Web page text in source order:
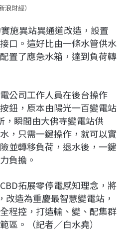
浪財經）
施異站異通道改造，設置
口。這好比由一條水管供水
置了應急水箱，達到負荷轉
公司工作人員在後台操作
鈕，原本由陽光一百變電站
，瞬間由大佛寺變電站供
，只需一鍵操作，就可以實
並轉移負荷，退水後，一鍵
負擔。
拓展零停電感知理念，將
改造為重慶最智慧變電站，
程控，打造輸、變、配集群
區。（記者／白水堯）